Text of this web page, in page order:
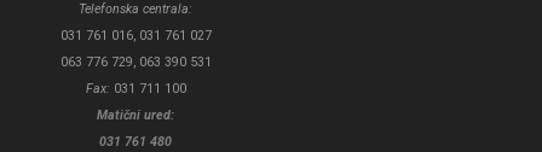
Telefonska centrala:
031 761 016, 031 761 027
063 776 729, 063 390 531
Fax: 031 711 100
Matični ured:
031 761 480